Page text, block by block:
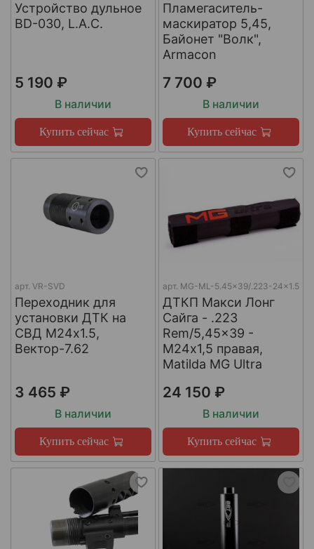
Устройство дульное
BD-030, L.A.C.
5 190 ₽
В наличии
Купить сейчас
Пламегаситель-
маскиратор 5,45,
Байонет "Волк",
Armacon
7 700 ₽
В наличии
Купить сейчас
арт. VR-SVD
Переходник для
установки ДТК на
СВД М24х1.5,
Вектор-7.62
3 465 ₽
В наличии
Купить сейчас
арт. MG-ML-5.45x39/.223-24x1.5
ДТКП Макси Лонг
Сайга - .223
Rem/5,45x39 -
М24x1,5 правая,
Matilda MG Ultra
24 150 ₽
В наличии
Купить сейчас